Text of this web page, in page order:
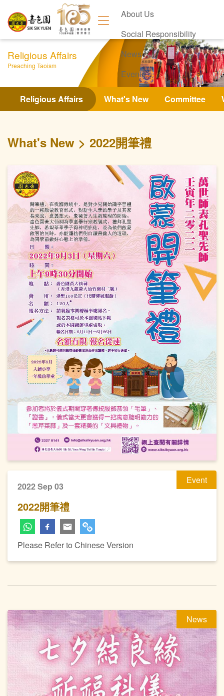
About Us
Social Responsibility
News
Events
Contact Us
Religious Affairs
Preaching Taoism
Religious Affairs What's New Committee
What's New 2022開筆禮
Event
2022 Sep 03
2022開筆禮
Please Refer to Chinese Version
News